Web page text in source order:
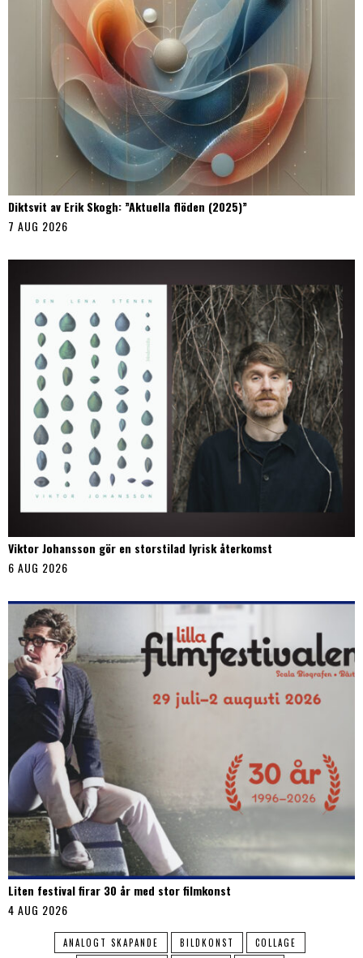
Diktsvit av Erik Skogh: ”Aktuella flöden (2025)”
7 AUG 2026
Viktor Johansson gör en storstilad lyrisk återkomst
6 AUG 2026
Liten festival firar 30 år med stor filmkonst
4 AUG 2026
ANALOGT SKAPANDE BILDKONST COLLAGE